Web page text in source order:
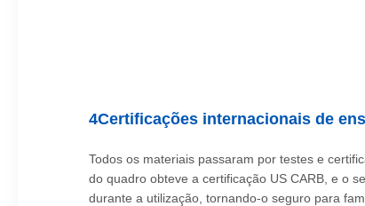
4Certificações internacionais de
Todos os materiais passaram por testes e
do quadro obteve a certificação US CARB, e o
durante a utilização, tornando-o seguro para